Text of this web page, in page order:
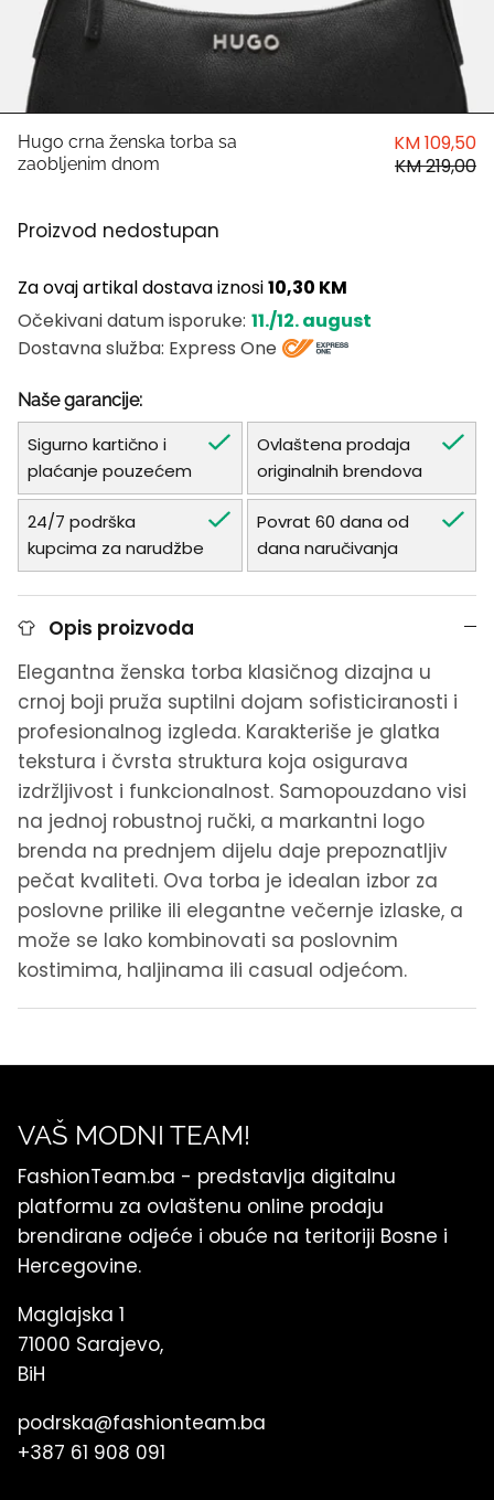
HUGO
Antony Morato
LIU JO
Harvard
Hugo crna ženska torba sa
zaobljenim dnom
KM 109,50
KM 219,00
Proizvod nedostupan
Za ovaj artikal dostava iznosi10,30 KM
Očekivani datum isporuke: 11./12. august
Dostavna služba: Express One
Naše garancije:
Sigurno kartično i
plaćanje pouzećem
Ovlaštena prodaja
originalnih brendova
24/7 podrška
kupcima za narudžbe
Povrat 60 dana od
dana naručivanja
Opis proizvoda
Elegantna ženska torba klasičnog dizajna u
crnoj boji pruža suptilni dojam sofisticiranosti i
profesionalnog izgleda. Karakteriše je glatka
tekstura i čvrsta struktura koja osigurava
izdržljivost i funkcionalnost. Samopouzdano visi
na jednoj robustnoj ručki, a markantni logo
brenda na prednjem dijelu daje prepoznatljiv
pečat kvaliteti. Ova torba je idealan izbor za
poslovne prilike ili elegantne večernje izlaske, a
može se lako kombinovati sa poslovnim
kostimima, haljinama ili casual odjećom.
VAŠ MODNI TEAM!
FashionTeam.ba - predstavlja digitalnu
platformu za ovlaštenu online prodaju
brendirane odjeće i obuće na teritoriji Bosne i
Hercegovine.
Maglajska 1
71000 Sarajevo,
BiH
podrska@fashionteam.ba
+387 61 908 091